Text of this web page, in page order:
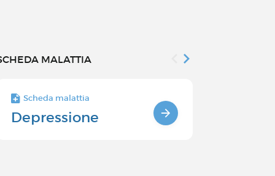
MALATTIA
Scheda malattia
Depressione